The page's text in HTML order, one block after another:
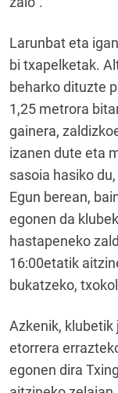
Larunbat eta
bi txapelketak.
beharko dituzte
1,25 metrora
gainera,
izanen dute eta
sasoia hasiko
Egun berean,
egonen da
hastapeneko
16:00etatik
bukatzeko,
Azkenik,
etorrera
egonen dira